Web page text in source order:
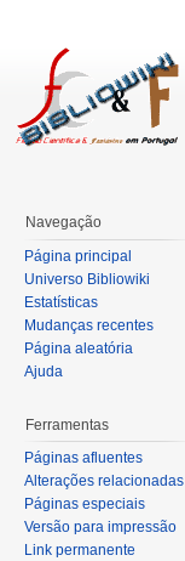
Navegação
Página principal
Universo Bibliowiki
Estatísticas
Mudanças recentes
Página aleatória
Ajuda
Ferramentas
Páginas afluentes
Alterações relacionadas
Páginas especiais
Versão para impressão
Link permanente